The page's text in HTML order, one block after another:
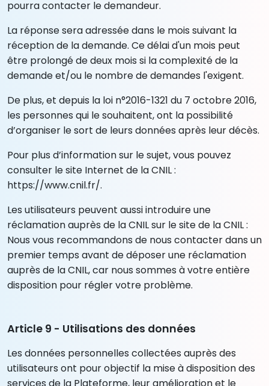
pourra contacter le demandeur.
La réponse sera adressée dans le mois suivant la
réception de la demande. Ce délai d'un mois peut
être prolongé de deux mois si la complexité de la
demande et/ou le nombre de demandes l'exigent.
De plus, et depuis la loi n°2016-1321 du 7 octobre 2016,
les personnes qui le souhaitent, ont la possibilité
d’organiser le sort de leurs données après leur décès.
Pour plus d’information sur le sujet, vous pouvez
consulter le site Internet de la CNIL :
https://www.cnil.fr/.
Les utilisateurs peuvent aussi introduire une
réclamation auprès de la CNIL sur le site de la CNIL :
Nous vous recommandons de nous contacter dans un
premier temps avant de déposer une réclamation
auprès de la CNIL, car nous sommes à votre entière
disposition pour régler votre problème.
Article 9 - Utilisations des données
Les données personnelles collectées auprès des
utilisateurs ont pour objectif la mise à disposition des
services de la Plateforme, leur amélioration et le